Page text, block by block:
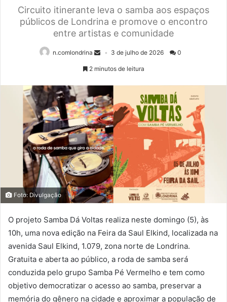
Circuito itinerante leva o samba aos espaços
públicos de Londrina e promove o encontro
entre artistas e comunidade
n.comlondrina 3 de julho de 2026 0
2 minutos de leitura
Foto: Divulgação
O projeto Samba Dá Voltas realiza neste domingo (5), às
10h, uma nova edição na Feira da Saul Elkind, localizada na
avenida Saul Elkind, 1.079, zona norte de Londrina.
Gratuita e aberta ao público, a roda de samba será
conduzida pelo grupo Samba Pé Vermelho e tem como
objetivo democratizar o acesso ao samba, preservar a
memória do gênero na cidade e aproximar a população de